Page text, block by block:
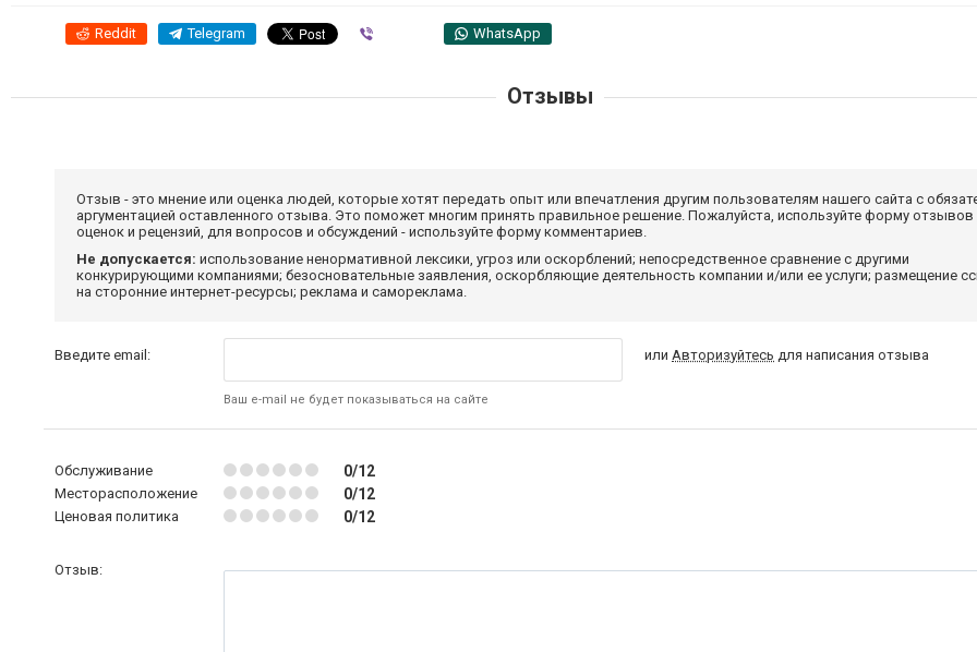
Reddit Telegram WhatsApp
Отзывы
Отзыв - это мнение или оценка людей, которые хотят передать опыт или впечатления другим пользователям нашего сайта с
аргументацией оставленного отзыва. Это поможет многим принять правильное решение. Пожалуйста, используйте форму отзывов
оценок и рецензий, для вопросов и обсуждений - используйте форму комментариев.
Не допускается: использование ненормативной лексики, угроз или оскорблений; непосредственное сравнение с другими
конкурирующими компаниями; безосновательные заявления, оскорбляющие деятельность компании и/или ее услуги; размещение
на сторонние интернет-ресурсы; реклама и самореклама.
Введите email:
Ваш e-mail не будет показываться на сайте
илиАвторизуйтесь для написания отзыва
Обслуживание 0/12
Месторасположение 0/12
Ценовая политика 0/12
Отзыв: